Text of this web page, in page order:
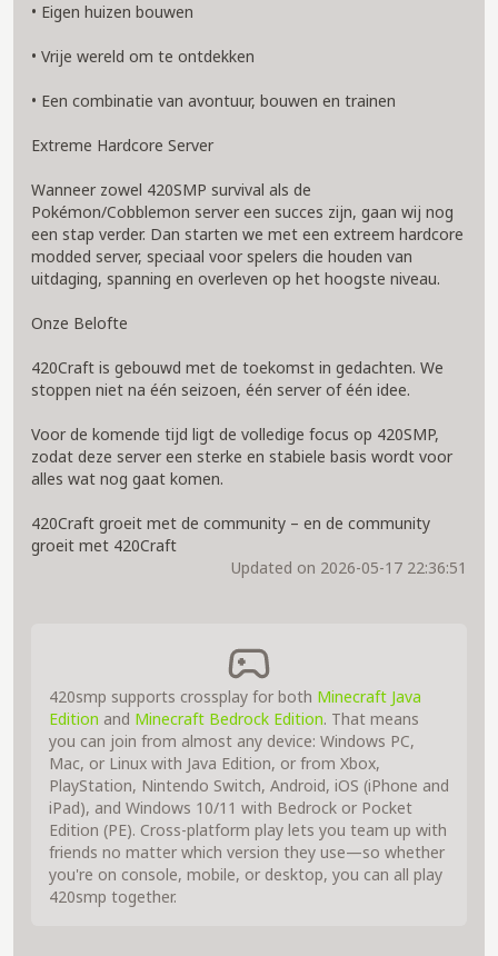
• Eigen huizen bouwen
• Vrije wereld om te ontdekken
• Een combinatie van avontuur, bouwen en trainen
Extreme Hardcore Server
Wanneer zowel 420SMP survival als de
Pokémon/Cobblemon server een succes zijn, gaan wij nog
een stap verder. Dan starten we met een extreem hardcore
modded server, speciaal voor spelers die houden van
uitdaging, spanning en overleven op het hoogste niveau.
Onze Belofte
420Craft is gebouwd met de toekomst in gedachten. We
stoppen niet na één seizoen, één server of één idee.
Voor de komende tijd ligt de volledige focus op 420SMP,
zodat deze server een sterke en stabiele basis wordt voor
alles wat nog gaat komen.
420Craft groeit met de community – en de community
groeit met 420Craft
Updated on 2026-05-17 22:36:51
420smp supports crossplay for both Minecraft Java
Edition and Minecraft Bedrock Edition. That means
you can join from almost any device: Windows PC,
Mac, or Linux with Java Edition, or from Xbox,
PlayStation, Nintendo Switch, Android, iOS (iPhone and
iPad), and Windows 10/11 with Bedrock or Pocket
Edition (PE). Cross-platform play lets you team up with
friends no matter which version they use—so whether
you're on console, mobile, or desktop, you can all play
420smp together.